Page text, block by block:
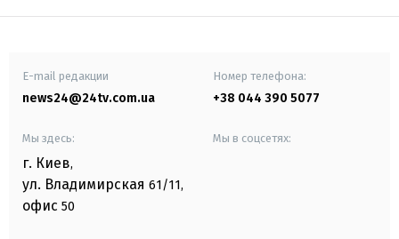
E-mail редакции
news24@24tv.com.ua
Номер телефона:
+38 044 390 5077
Мы здесь:
г. Киев,
ул. Владимирская 61/11,
офис 50
Мы в соцсетях: